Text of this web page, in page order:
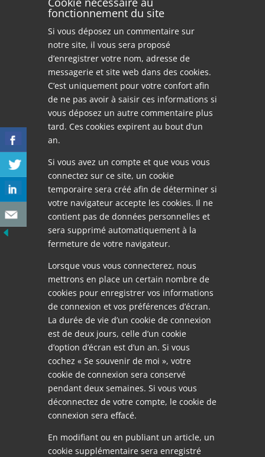
fonctionnement du site
Si vous déposez un commentaire sur
notre site, il vous sera proposé
d’enregistrer votre nom, adresse de
messagerie et site web dans des cookies.
C’est uniquement pour votre confort afin
de ne pas avoir à saisir ces informations si
vous déposez un autre commentaire plus
tard. Ces cookies expirent au bout d’un
an.
Si vous avez un compte et que vous vous
connectez sur ce site, un cookie
temporaire sera créé afin de déterminer si
votre navigateur accepte les cookies. Il ne
contient pas de données personnelles et
sera supprimé automatiquement à la
fermeture de votre navigateur.
Lorsque vous vous connecterez, nous
mettrons en place un certain nombre de
cookies pour enregistrer vos informations
de connexion et vos préférences d’écran.
La durée de vie d’un cookie de connexion
est de deux jours, celle d’un cookie
d’option d’écran est d’un an. Si vous
cochez « Se souvenir de moi », votre
cookie de connexion sera conservé
pendant deux semaines. Si vous vous
déconnectez de votre compte, le cookie de
connexion sera effacé.
En modifiant ou en publiant un article, un
cookie supplémentaire sera enregistré